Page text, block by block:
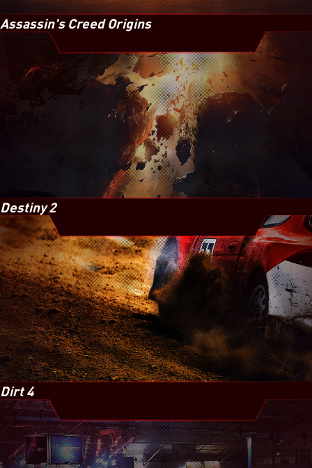
Assassin's Creed Origins
Destiny 2
Dirt 4